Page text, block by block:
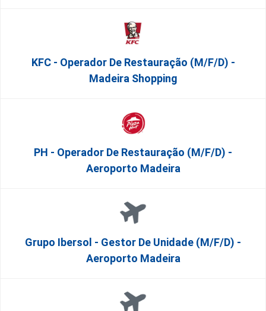
KFC - Operador De Restauração (m/f/d) -
Madeira Shopping
PH - Operador De Restauração (m/f/d) -
Aeroporto Madeira
Grupo Ibersol - Gestor De Unidade (m/f/d) -
Aeroporto Madeira